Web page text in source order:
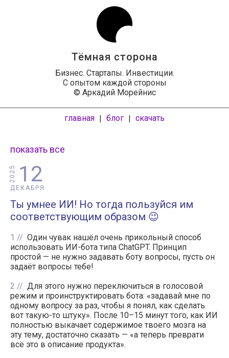
Тёмная сторона
Бизнес. Стартапы. Инвестиции.
С опытом каждой стороны
© Аркадий Морейнис
главная | блог | скачать
показать все
12
ДЕКАБРЯ
2025
Ты умнее ИИ! Но тогда пользуйся им
соответствующим образом 😉
1
Один чувак нашёл очень прикольный способ
использовать ИИ-бота типа ChatGPT. Принцип
простой — не нужно задавать боту вопросы, пусть он
задаёт вопросы тебе!
2
Для этого нужно переключиться в голосовой
режим и проинструктировать бота: «задавай мне по
одному вопросу за раз, чтобы я понял, как сделать
вот такую-то штуку». После 10–15 минут того, как ИИ
полностью выкачает содержимое твоего мозга на
эту тему, достаточно сказать — «а теперь преврати
всё это в описание продукта».